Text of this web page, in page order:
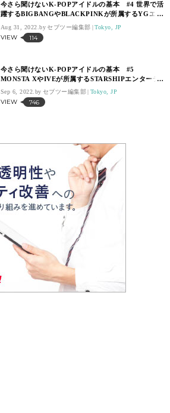
今さら聞けないK-POPアイドルの基本 #4 世界で活
躍するBIGBANGやBLACKPINKが所属するYGエン
Aug 31, 2022. セブツー編集部 Tokyo, JP
VIEW 114
今さら聞けないK-POPアイドルの基本 #5
MONSTA XやIVEが所属するSTARSHIPエンターテ
インメント
Sep 6, 2022. セブツー編集部 Tokyo, JP
VIEW 746